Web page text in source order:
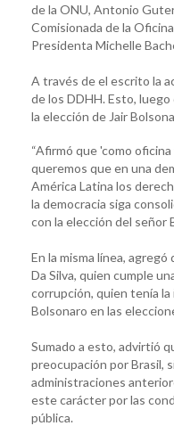
de la ONU, Antonio
Comisionada de la
Presidenta Michelle
A través de el escrito la
de los DDHH. Esto,
la elección de Jair
“Afirmó que 'como
queremos que en una
América Latina los
la democracia siga
con la elección del señor
En la misma línea,
Da Silva, quien cumple
corrupción, quien tenía
Bolsonaro en las
Sumado a esto, advirtió
preocupación por Brasil,
administraciones
este carácter por las
pública.